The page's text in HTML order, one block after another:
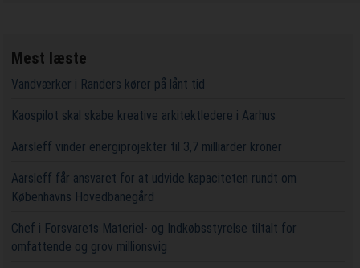
Mest læste
Vandværker i Randers kører på lånt tid
Kaospilot skal skabe kreative arkitektledere i Aarhus
Aarsleff vinder energiprojekter til 3,7 milliarder kroner
Aarsleff får ansvaret for at udvide kapaciteten rundt om
Københavns Hovedbanegård
Chef i Forsvarets Materiel- og Indkøbsstyrelse tiltalt for
omfattende og grov millionsvig